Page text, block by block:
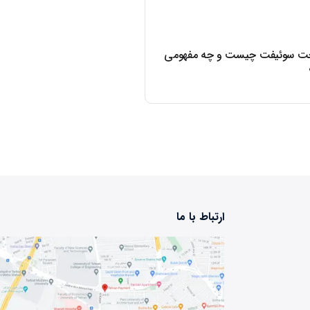
سوئیفت چیست و چه مفهومی
ارتباط با ما